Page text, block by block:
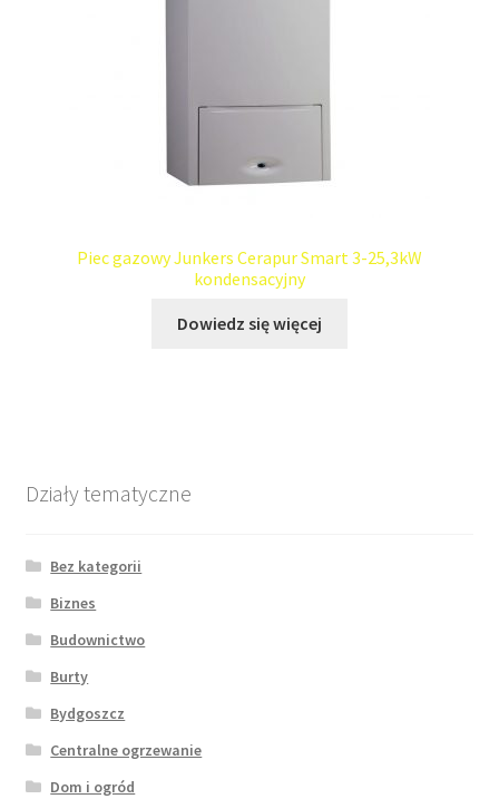
Piec gazowy Junkers Cerapur Smart 3-25,3kW
kondensacyjny
Dowiedz się więcej
Działy tematyczne
Bez kategorii
Biznes
Budownictwo
Burty
Bydgoszcz
Centralne ogrzewanie
Dom i ogród